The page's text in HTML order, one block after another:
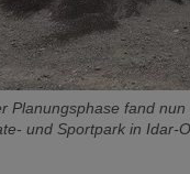
Planungsphase fand nun
und Sportpark in Idar-